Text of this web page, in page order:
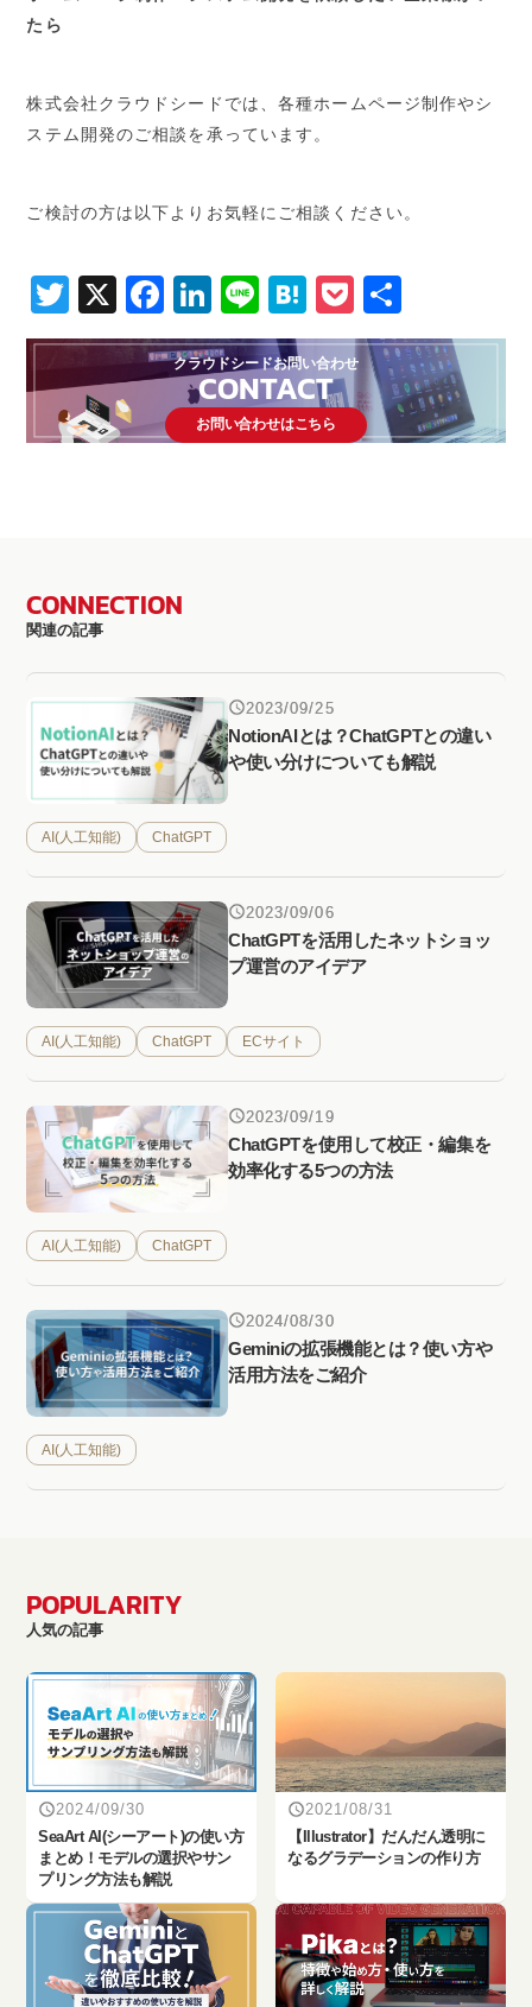
たら
株式会社クラウドシードでは、各種ホームページ制作やシ
ステム開発のご相談を承っています。
ご検討の方は以下よりお気軽にご相談ください。
Twitter
X Facebook
LinkedIn
LineHatena
Pocket
有
クラウドシードお問い合わせ
CONTACT
お問い合わせはこちら
CONNECTION
関連の記事
2023/09/25
NotionAIとは？ChatGPTとの違い
や使い分けについても解説
AI(人工知能) ChatGPT
2023/09/06
ChatGPTを活用したネットショッ
プ運営のアイデア
AI(人工知能) ChatGPT ECサイト
2023/09/19
ChatGPTを使用して校正・編集を
効率化する5つの方法
AI(人工知能) ChatGPT
2024/08/30
Geminiの拡張機能とは？使い方や
活用方法をご紹介
AI(人工知能)
POPULARITY
人気の記事
2024/09/30
SeaArt AI(シーアート)の使い方
まとめ！モデルの選択やサン
プリング方法も解説
2021/08/31
【Illustrator】だんだん透明に
なるグラデーションの作り方